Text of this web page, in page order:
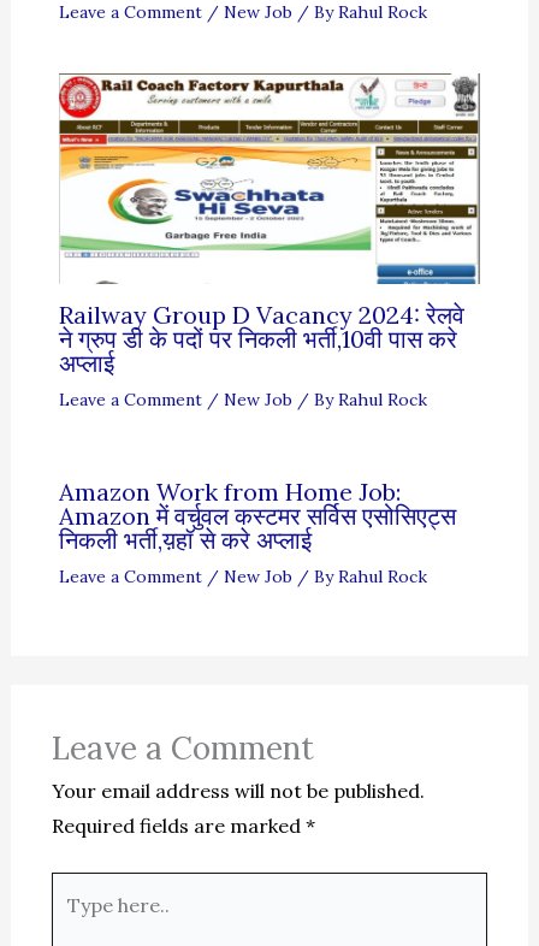
Leave a Comment / New Job / ByRahul Rock
Railway Group D Vacancy 2024: रेलवे
ने ग्रुप डी के पदों पर निकली भर्ती,10वी पास करे
अप्लाई
Leave a Comment / New Job / ByRahul Rock
Amazon Work from Home Job:
Amazon में वर्चुवल कस्टमर सर्विस एसोसिएट्स
निकली भर्ती,य़हॉ से करे अप्लाई
Leave a Comment / New Job / ByRahul Rock
Leave a Comment
Your email address will not be published.
Required fields are marked *
here..